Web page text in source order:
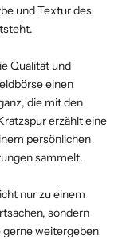
und Textur des
Qualität und
einen
die mit den
erzählt eine
persönlichen
sammelt.
nur zu einem
sondern
gerne weitergeben